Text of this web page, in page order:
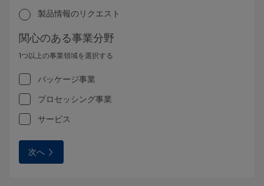
製品情報のリクエスト
関心のある事業分野
1つ以上の事業領域を選択する
パッケージ事業
プロセッシング事業
サービス
次へ